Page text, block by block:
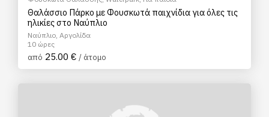
Θαλάσσιο Πάρκο με Φουσκωτά παιχνίδια για όλες τις
ηλικίες στο Ναύπλιο
Ναύπλιο, Αργολίδα
10 ώρες
από 25.00 € / άτομο